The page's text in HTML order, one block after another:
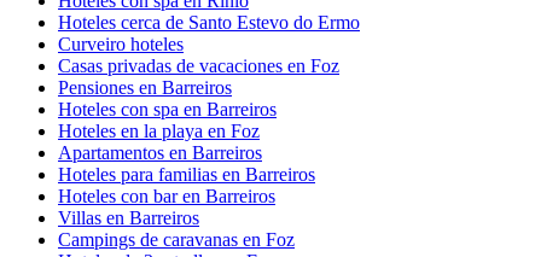
Hoteles cerca de Santo Estevo do Ermo
Curveiro hoteles
Casas privadas de vacaciones en Foz
Pensiones en Barreiros
Hoteles con spa en Barreiros
Hoteles en la playa en Foz
Apartamentos en Barreiros
Hoteles para familias en Barreiros
Hoteles con bar en Barreiros
Villas en Barreiros
Campings de caravanas en Foz